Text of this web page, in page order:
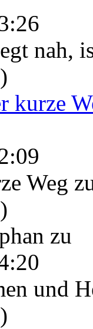
nah,
kurze
Weg
zu
und